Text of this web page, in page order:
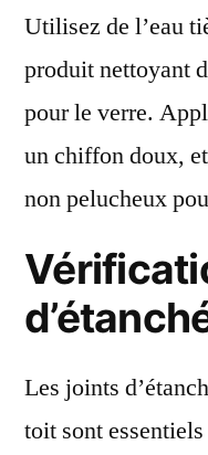
Utilisez de l’eau
produit nettoyant
pour le verre.
un chiffon doux,
non pelucheux
Les joints
toit sont